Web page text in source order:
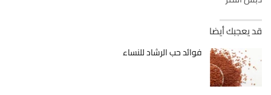
قد يعجبك أيضا
فوائد حب الرشاد للنساء